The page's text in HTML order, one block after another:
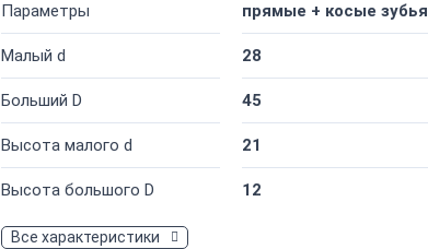
Параметры прямые + косые зубья
Малый d 28
Больший D 45
Высота малого d 21
Высота большого D 12
Все характеристики